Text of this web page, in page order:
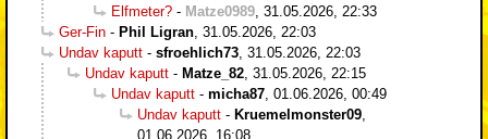
Elfmeter? - Matze0989 31.05.2026, 22:33
Ger-Fin - Phil Ligran 31.05.2026, 22:03
Undav kaputt - sfroehlich73 31.05.2026, 22:03
Undav kaputt - Matze_82 31.05.2026, 22:15
Undav kaputt - micha87 01.06.2026, 00:49
Undav kaputt - Kruemelmonster09
01.06.2026, 16:08